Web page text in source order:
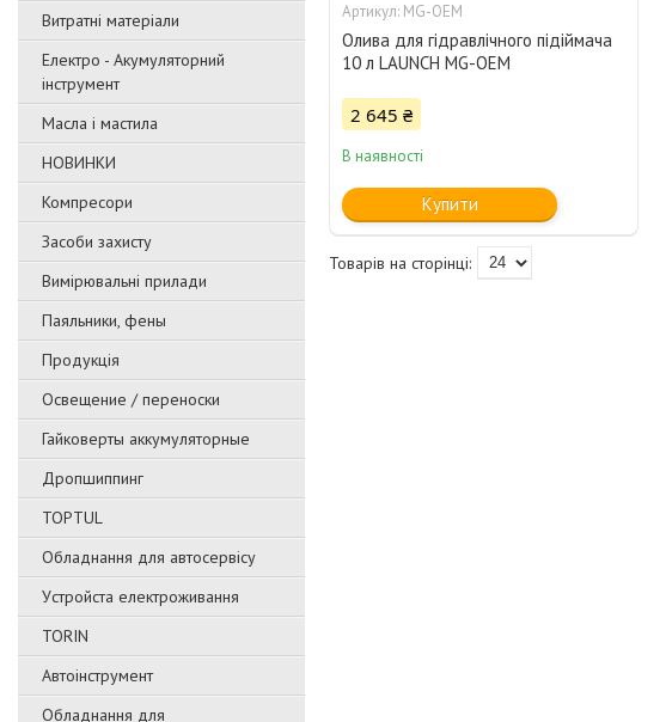
Витратні матеріали
Електро - Акумуляторний
інструмент
Масла і мастила
НОВИНКИ
Компресори
Засоби захисту
Вимірювальні прилади
Паяльники, фены
Продукція
Освещение / переноски
Гайковерты аккумуляторные
Дропшиппинг
TOPTUL
Обладнання для автосервісу
Уcтpoйстa елeктpoживання
TORIN
Автоінструмент
Обладнання для
MG-OEM
Олива для гідравлічного підіймача
10 л LAUNCH MG-OEM
2 645 ₴
В наявності
Купити